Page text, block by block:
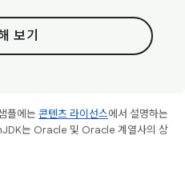
보기
플에는 콘텐츠 라이선스에서 설명하는
는 Oracle 및 Oracle 계열사의 상